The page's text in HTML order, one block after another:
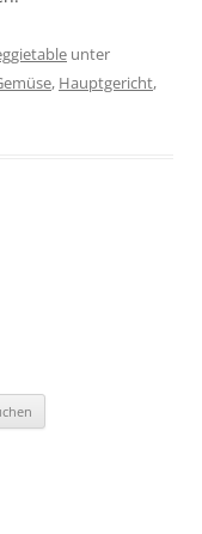
unter
, Hauptgericht,